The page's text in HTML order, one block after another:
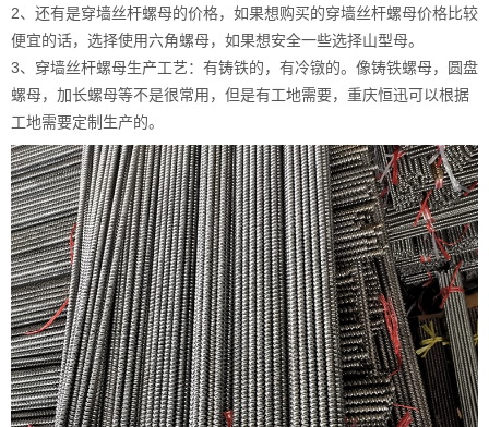
2、还有是穿墙丝杆螺母的价格，如果想购买的穿墙丝杆螺母价格比较
便宜的话，选择使用六角螺母，如果想安全一些选择山型母。
3、穿墙丝杆螺母生产工艺：有铸铁的，有冷镦的。像铸铁螺母，圆盘
螺母，加长螺母等不是很常用，但是有工地需要，重庆恒迅可以根据
工地需要定制生产的。